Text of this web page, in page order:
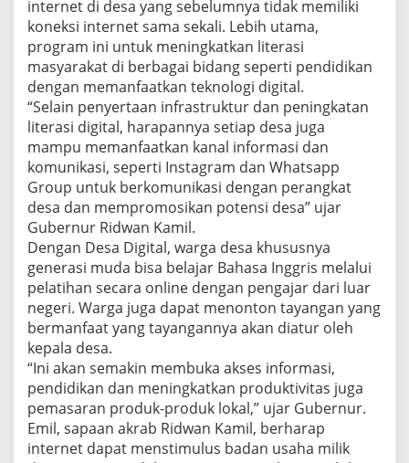
internet di desa yang sebelumnya tidak memiliki
koneksi internet sama sekali. Lebih utama,
program ini untuk meningkatkan literasi
masyarakat di berbagai bidang seperti pendidikan
dengan memanfaatkan teknologi digital.
“Selain penyertaan infrastruktur dan peningkatan
literasi digital, harapannya setiap desa juga
mampu memanfaatkan kanal informasi dan
komunikasi, seperti Instagram dan Whatsapp
Group untuk berkomunikasi dengan perangkat
desa dan mempromosikan potensi desa” ujar
Gubernur Ridwan Kamil.
Dengan Desa Digital, warga desa khususnya
generasi muda bisa belajar Bahasa Inggris melalui
pelatihan secara online dengan pengajar dari luar
negeri. Warga juga dapat menonton tayangan yang
bermanfaat yang tayangannya akan diatur oleh
kepala desa.
“Ini akan semakin membuka akses informasi,
pendidikan dan meningkatkan produktivitas juga
pemasaran produk-produk lokal,” ujar Gubernur.
Emil, sapaan akrab Ridwan Kamil, berharap
internet dapat menstimulus badan usaha milik